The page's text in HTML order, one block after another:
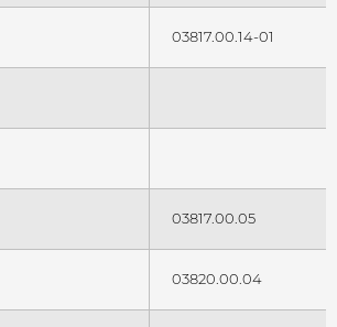
03817.00.14-01
03817.00.05
03820.00.04